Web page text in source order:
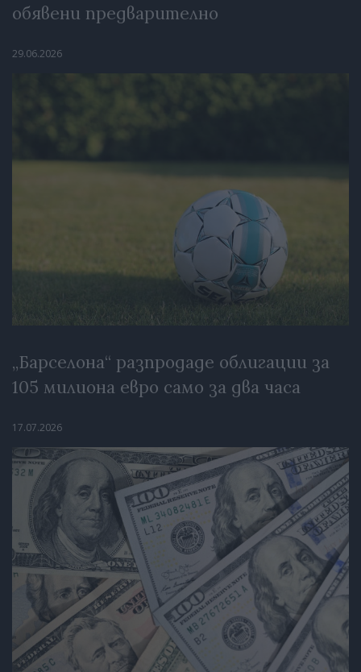
обявени предварително
29.06.2026
„Барселона“ разпродаде облигации за
105 милиона евро само за два часа
17.07.2026